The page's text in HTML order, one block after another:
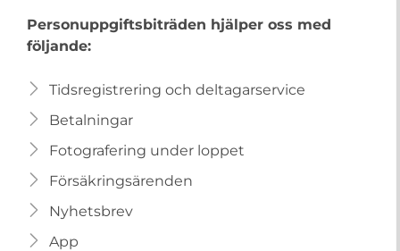
Personuppgiftsbiträden hjälper oss med
följande:
Tidsregistrering och deltagarservice
Betalningar
Fotografering under loppet
Försäkringsärenden
Nyhetsbrev
App